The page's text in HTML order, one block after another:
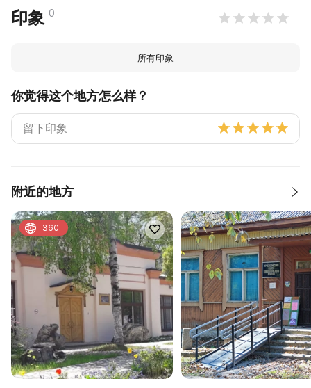
印象 0
所有印象
你觉得这个地方怎么样？
附近的地方
360